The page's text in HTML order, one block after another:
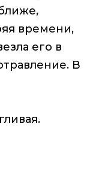
времени,
его в
В